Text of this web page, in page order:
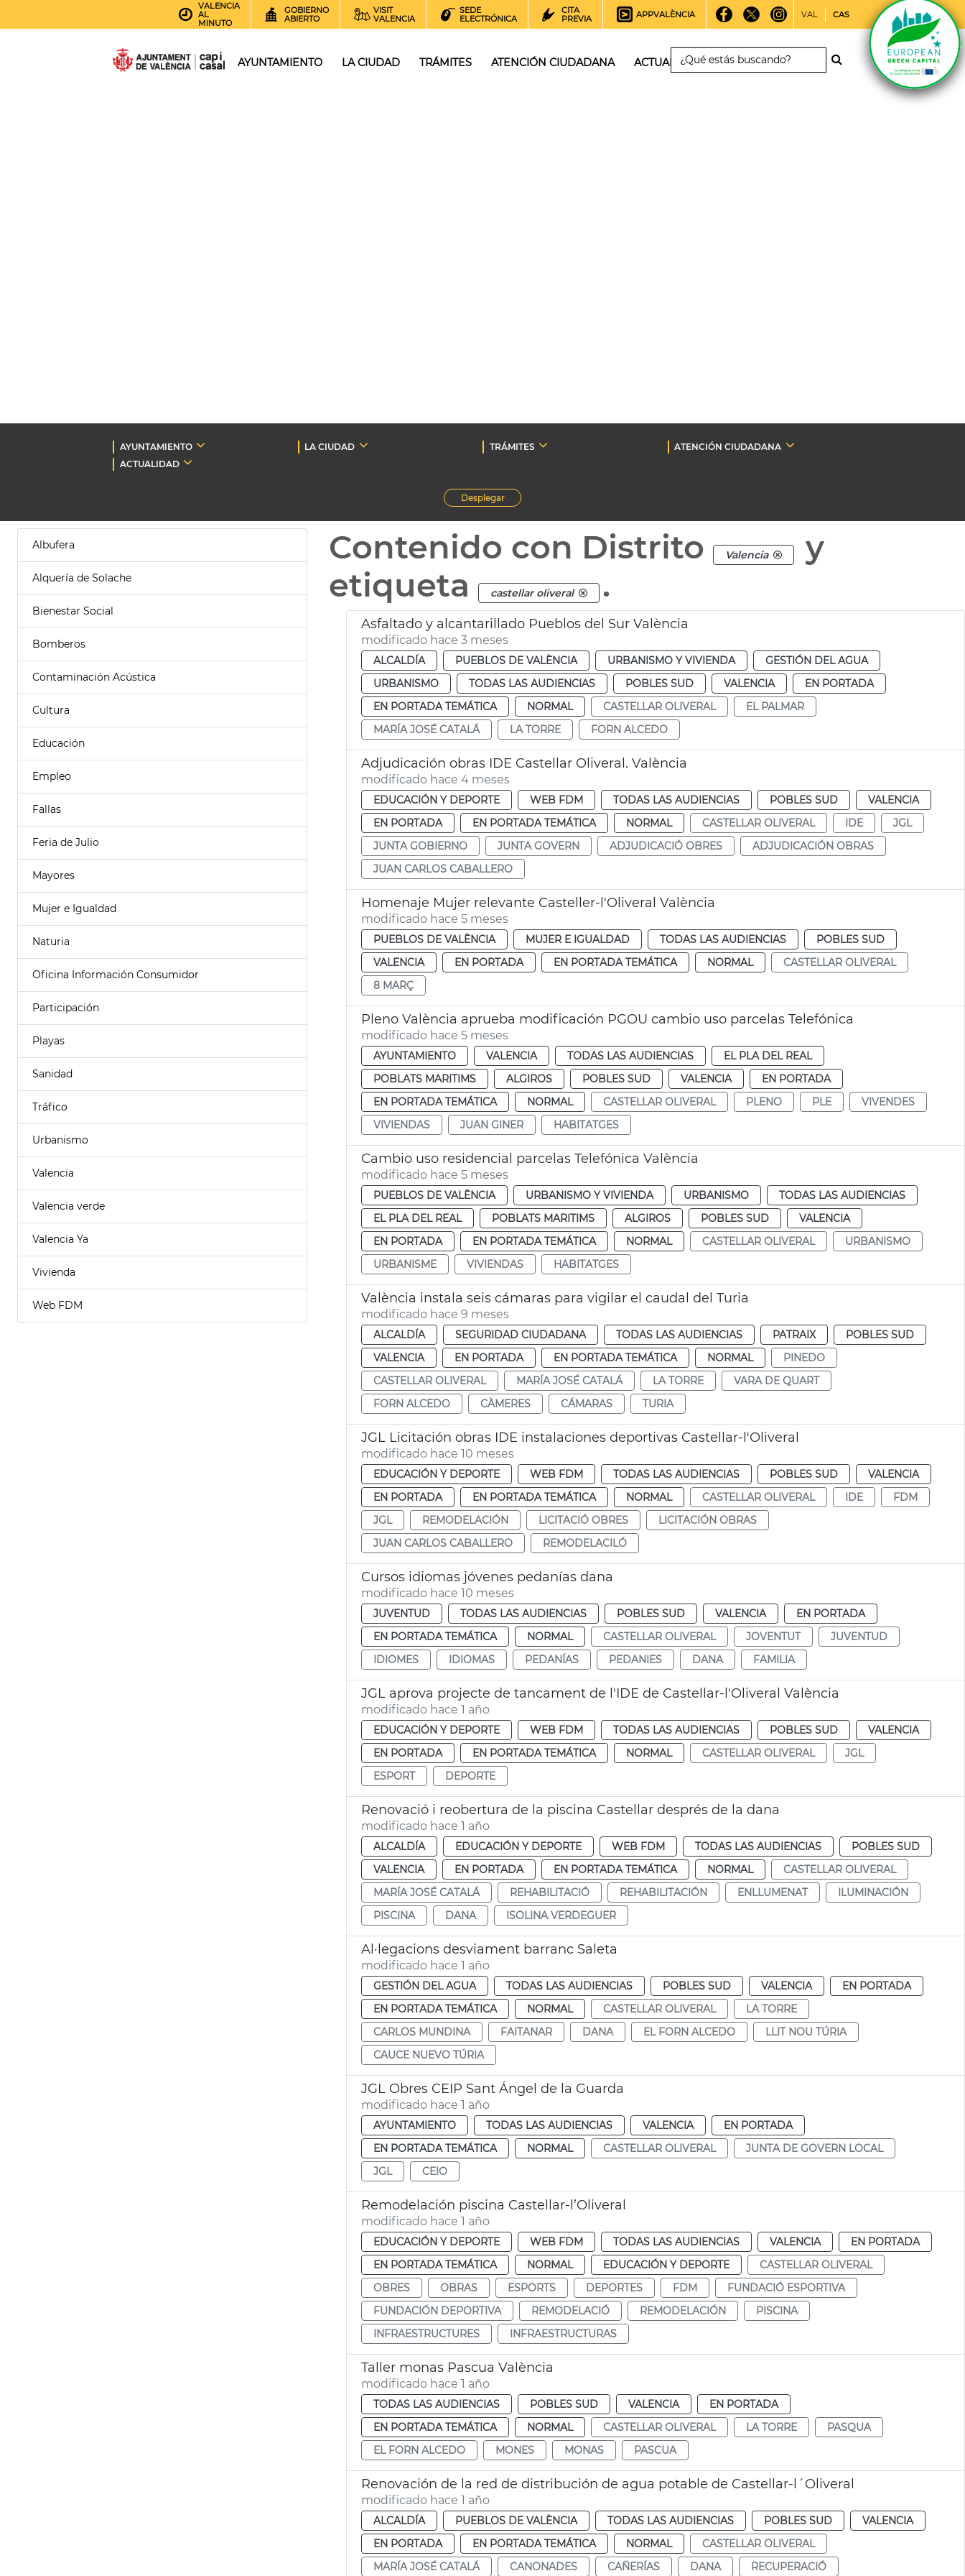
VALENCIA
AL
MINUTO
GOBIERNO
ABIERTO
VISIT
VALENCIA
SEDE
ELECTRÓNICA
CITA
PREVIA
APPVALÈNCIA VAL CAS
AYUNTAMIENTO LA CIUDAD TRÁMITES ATENCIÓN CIUDADANA ACTUALIDAD
AYUNTAMIENTO LA CIUDAD TRÁMITES
ATENCIÓN CIUDADANA
ACTUALIDAD
Desplegar
Albufera
Alquería de Solache
Bienestar Social
Bomberos
Contaminación Acústica
Cultura
Educación
Empleo
Fallas
Feria de Julio
Mayores
Mujer e Igualdad
Naturia
Oficina Información Consumidor
Participación
Playas
Sanidad
Tráfico
Urbanismo
Valencia
Valencia verde
Valencia Ya
Vivienda
Web FDM
Contenido con Distrito Valencia
y
etiqueta
castellar oliveral .
Asfaltado y alcantarillado Pueblos del Sur València
modificado hace 3 meses
ALCALDÍA PUEBLOS DE VALÈNCIA URBANISMO Y VIVIENDA
GESTIÓN DEL AGUA
URBANISMO
TODAS LAS AUDIENCIAS POBLES SUD VALENCIA
EN PORTADA
EN PORTADA TEMÁTICA
NORMAL CASTELLAR OLIVERAL
EL PALMAR
MARÍA JOSÉ CATALÁ
LA TORRE FORN ALCEDO
Adjudicación obras IDE Castellar Oliveral. València
modificado hace 4 meses
EDUCACIÓN Y DEPORTE WEB FDM TODAS LAS AUDIENCIAS POBLES SUD
VALENCIA
EN PORTADA
EN PORTADA TEMÁTICA NORMAL CASTELLAR OLIVERAL IDE
JGL
JUNTA GOBIERNO
JUNTA GOVERN ADJUDICACIÓ OBRES
ADJUDICACIÓN OBRAS
JUAN CARLOS CABALLERO
Homenaje Mujer relevante Casteller-l'Oliveral València
modificado hace 5 meses
PUEBLOS DE VALÈNCIA MUJER E IGUALDAD TODAS LAS AUDIENCIAS
POBLES SUD
VALENCIA
EN PORTADA EN PORTADA TEMÁTICA NORMAL
CASTELLAR OLIVERAL
8 MARÇ
Pleno València aprueba modificación PGOU cambio uso parcelas Telefónica
modificado hace 5 meses
AYUNTAMIENTO VALENCIA TODAS LAS AUDIENCIAS
EL PLA DEL REAL
POBLATS MARITIMS
ALGIROS POBLES SUD VALENCIA
EN PORTADA
EN PORTADA TEMÁTICA
NORMAL CASTELLAR OLIVERAL PLENO PLE
VIVENDES
VIVIENDAS
JUAN GINER HABITATGES
Cambio uso residencial parcelas Telefónica València
modificado hace 5 meses
PUEBLOS DE VALÈNCIA URBANISMO Y VIVIENDA URBANISMO
TODAS LAS AUDIENCIAS
EL PLA DEL REAL
POBLATS MARITIMS ALGIROS POBLES SUD
VALENCIA
EN PORTADA
EN PORTADA TEMÁTICA NORMAL CASTELLAR OLIVERAL
URBANISMO
URBANISME
VIVIENDAS HABITATGES
València instala seis cámaras para vigilar el caudal del Turia
modificado hace 9 meses
ALCALDÍA SEGURIDAD CIUDADANA TODAS LAS AUDIENCIAS PATRAIX
POBLES SUD
VALENCIA
EN PORTADA EN PORTADA TEMÁTICA NORMAL
PINEDO
CASTELLAR OLIVERAL
MARÍA JOSÉ CATALÁ LA TORRE
VARA DE QUART
FORN ALCEDO
CÀMERES CÁMARAS TURIA
JGL Licitación obras IDE instalaciones deportivas Castellar-l'Oliveral
modificado hace 10 meses
EDUCACIÓN Y DEPORTE WEB FDM TODAS LAS AUDIENCIAS POBLES SUD
VALENCIA
EN PORTADA
EN PORTADA TEMÁTICA NORMAL CASTELLAR OLIVERAL IDE
FDM
JGL
REMODELACIÓN LICITACIÓ OBRES
LICITACIÓN OBRAS
JUAN CARLOS CABALLERO
REMODELACILÓ
Cursos idiomas jóvenes pedanías dana
modificado hace 10 meses
JUVENTUD TODAS LAS AUDIENCIAS POBLES SUD VALENCIA
EN PORTADA
EN PORTADA TEMÁTICA
NORMAL CASTELLAR OLIVERAL JOVENTUT
JUVENTUD
IDIOMES
IDIOMAS PEDANÍAS PEDANIES DANA FAMILIA
JGL aprova projecte de tancament de l'IDE de Castellar-l'Oliveral València
modificado hace 1 año
EDUCACIÓN Y DEPORTE WEB FDM TODAS LAS AUDIENCIAS POBLES SUD
VALENCIA
EN PORTADA
EN PORTADA TEMÁTICA NORMAL CASTELLAR OLIVERAL
JGL
ESPORT
DEPORTE
Renovació i reobertura de la piscina Castellar després de la dana
modificado hace 1 año
ALCALDÍA EDUCACIÓN Y DEPORTE WEB FDM TODAS LAS AUDIENCIAS
POBLES SUD
VALENCIA
EN PORTADA EN PORTADA TEMÁTICA NORMAL
CASTELLAR OLIVERAL
MARÍA JOSÉ CATALÁ
REHABILITACIÓ REHABILITACIÓN ENLLUMENAT
ILUMINACIÓN
PISCINA
DANA ISOLINA VERDEGUER
Al·legacions desviament barranc Saleta
modificado hace 1 año
GESTIÓN DEL AGUA TODAS LAS AUDIENCIAS POBLES SUD VALENCIA
EN PORTADA
EN PORTADA TEMÁTICA
NORMAL CASTELLAR OLIVERAL
LA TORRE
CARLOS MUNDINA
FAITANAR DANA EL FORN ALCEDO
LLIT NOU TÚRIA
CAUCE NUEVO TÚRIA
JGL Obres CEIP Sant Ángel de la Guarda
modificado hace 1 año
AYUNTAMIENTO TODAS LAS AUDIENCIAS VALENCIA
EN PORTADA
EN PORTADA TEMÁTICA
NORMAL CASTELLAR OLIVERAL
JUNTA DE GOVERN LOCAL
JGL
CEIO
Remodelación piscina Castellar-l’Oliveral
modificado hace 1 año
EDUCACIÓN Y DEPORTE WEB FDM TODAS LAS AUDIENCIAS VALENCIA
EN PORTADA
EN PORTADA TEMÁTICA
NORMAL EDUCACIÓN Y DEPORTE
CASTELLAR OLIVERAL
OBRES
OBRAS ESPORTS DEPORTES FDM
FUNDACIÓ ESPORTIVA
FUNDACIÓN DEPORTIVA
REMODELACIÓ REMODELACIÓN
PISCINA
INFRAESTRUCTURES
INFRAESTRUCTURAS
Taller monas Pascua València
modificado hace 1 año
TODAS LAS AUDIENCIAS POBLES SUD VALENCIA
EN PORTADA
EN PORTADA TEMÁTICA
NORMAL CASTELLAR OLIVERAL LA TORRE
PASQUA
EL FORN ALCEDO
MONES MONAS PASCUA
Renovación de la red de distribución de agua potable de Castellar-l´Oliveral
modificado hace 1 año
ALCALDÍA PUEBLOS DE VALÈNCIA TODAS LAS AUDIENCIAS POBLES SUD
VALENCIA
EN PORTADA
EN PORTADA TEMÁTICA NORMAL
CASTELLAR OLIVERAL
MARÍA JOSÉ CATALÁ
CANONADES CAÑERÍAS DANA RECUPERACIÓ